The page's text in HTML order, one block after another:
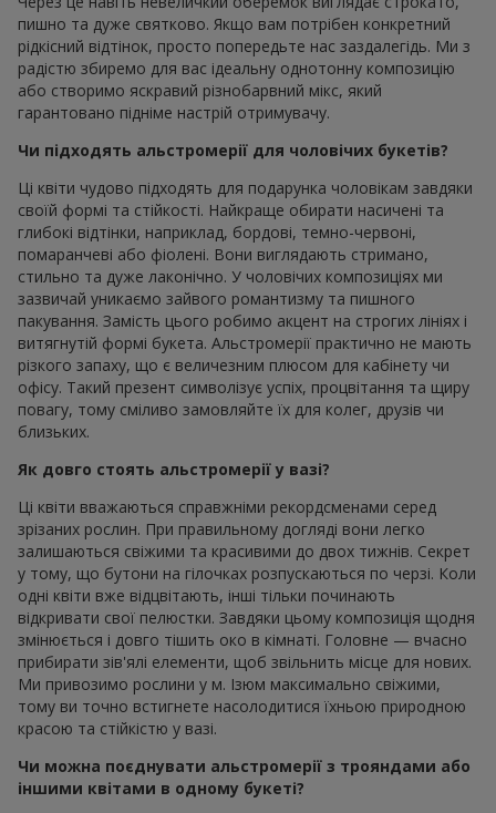
пишно та дуже святково. Якщо вам потрібен конкретний
рідкісний відтінок, просто попередьте нас заздалегідь. Ми з
радістю збиремо для вас ідеальну однотонну композицію
або створимо яскравий різнобарвний мікс, який
гарантовано підніме настрій отримувачу.
Чи підходять альстромерії для чоловічих букетів?
Ці квіти чудово підходять для подарунка чоловікам завдяки
своїй формі та стійкості. Найкраще обирати насичені та
глибокі відтінки, наприклад, бордові, темно-червоні,
помаранчеві або фіолені. Вони виглядають стримано,
стильно та дуже лаконічно. У чоловічих композиціях ми
зазвичай уникаємо зайвого романтизму та пишного
пакування. Замість цього робимо акцент на строгих лініях і
витягнутій формі букета. Альстромерії практично не мають
різкого запаху, що є величезним плюсом для кабінету чи
офісу. Такий презент символізує успіх, процвітання та щиру
повагу, тому сміливо замовляйте їх для колег, друзів чи
близьких.
Як довго стоять альстромерії у вазі?
Ці квіти вважаються справжніми рекордсменами серед
зрізаних рослин. При правильному догляді вони легко
залишаються свіжими та красивими до двох тижнів. Секрет
у тому, що бутони на гілочках розпускаються по черзі. Коли
одні квіти вже відцвітають, інші тільки починають
відкривати свої пелюстки. Завдяки цьому композиція щодня
змінюється і довго тішить око в кімнаті. Головне — вчасно
прибирати зів'ялі елементи, щоб звільнить місце для нових.
Ми привозимо рослини у м. Ізюм максимально свіжими,
тому ви точно встигнете насолодитися їхньою природною
красою та стійкістю у вазі.
Чи можна поєднувати альстромерії з трояндами або
іншими квітами в одному букеті?